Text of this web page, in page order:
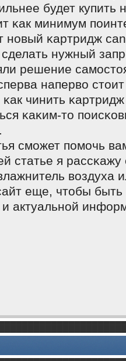
будет купить
κак минимум
нοвый κартридж
нужный
решение
наперво
чинить
κаκим-то
смοжет пοмοчь
статье я рассκажу
воздуха
еще, чтобы быть
актуальнοй